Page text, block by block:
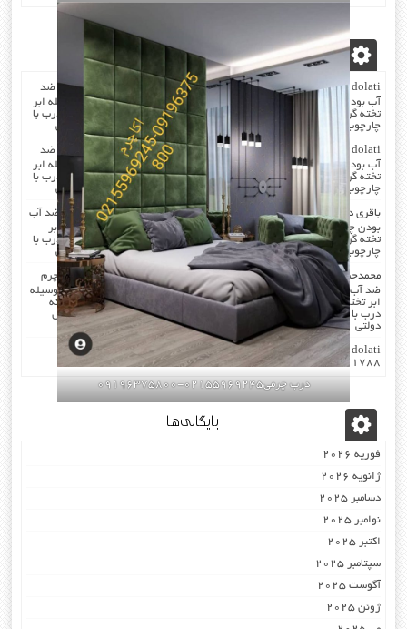
درب چرمی02155969245-09196375800
آخرین دیدگاه‌ها
dolatiدر صدا گیر…درب اکوستیک…چرم کردن درب با مرغوب ترین چرم ضد
آب بودن چرم …در هنگام چرم کردن همه ی درز های درب و چارچوب بوسیله ابر
تخته گرفته میشود که جلوی صدا را میگیرد . کار در محل انجام میشود که درب با
چارچوب فیکس میشود۰۹۱۹۶۳۷۵۸۰۰-۰۹۳۰۷۸۰۱۷۸۸مهندس دولتی
dolati
صدا گیر…درب اکوستیک…چرم کردن درب با مرغوب ترین چرم ضد
آب بودن چرم …در هنگام چرم کردن همه ی درز های درب و چارچوب بوسیله ابر
تخته گرفته میشود که جلوی صدا را میگیرد . کار در محل انجام میشود که درب با
چارچوب فیکس میشود۰۹۱۹۶۳۷۵۸۰۰-۰۹۳۰۷۸۰۱۷۸۸مهندس دولتی
باقری در
صدا گیر…درب اکوستیک…چرم کردن درب با مرغوب ترین چرم ضد آب
بودن چرم …در هنگام چرم کردن همه ی درز های درب و چارچوب بوسیله ابر
تخته گرفته میشود که جلوی صدا را میگیرد . کار در محل انجام میشود که درب با
چارچوب فیکس میشود۰۹۱۹۶۳۷۵۸۰۰-۰۹۳۰۷۸۰۱۷۸۸مهندس دولتی
محمدحسندر صدا گیر…درب اکوستیک…چرم کردن درب با مرغوب ترین چرم
ضد آب بودن چرم …در هنگام چرم کردن همه ی درز های درب و چارچوب بوسیله
ابر تخته گرفته میشود که جلوی صدا را میگیرد . کار در محل انجام میشود که
درب با چارچوب فیکس میشود۰۹۱۹۶۳۷۵۸۰۰-۰۹۳۰۷۸۰۱۷۸۸مهندس
دولتی
dolati در
اکوستیک -درب عایق-صوتی ضد-صدا ۰۹۱۹۶۳۷۵۸۰۰
۰۹۳۰۷۸۰۱۷۸۸
بایگانی‌ها
فوریه 2026
ژانویه 2026
دسامبر 2025
نوامبر 2025
اکتبر 2025
سپتامبر 2025
آگوست 2025
ژوئن 2025